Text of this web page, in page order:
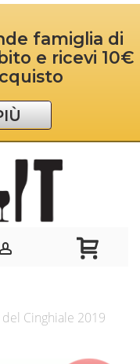
famiglia di
e ricevi 10€
Cinghiale 2019